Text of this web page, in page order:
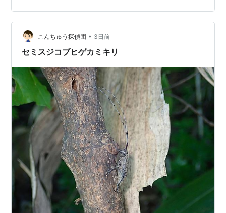
札幌医科大学
札幌市立大学
北海学園大学
札幌大学
北星学園大学
藤女子大学
北海道工業大学
北海道東海大学
札幌国際大学
天使大学
札幌大谷大学
（音楽大学）
LEC大学
札幌本校
こんちゅう探偵団 • 3日前
セミスジコブヒゲカミキリ